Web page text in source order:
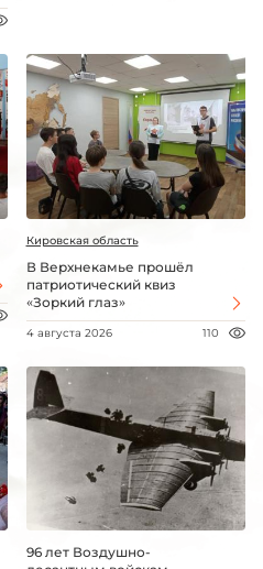
Кировская область
В Верхнекамье прошёл
патриотический квиз
«Зоркий глаз»
4 августа 2026 110
96 лет Воздушно-